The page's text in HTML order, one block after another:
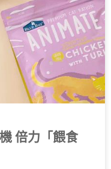
倍力「餵食